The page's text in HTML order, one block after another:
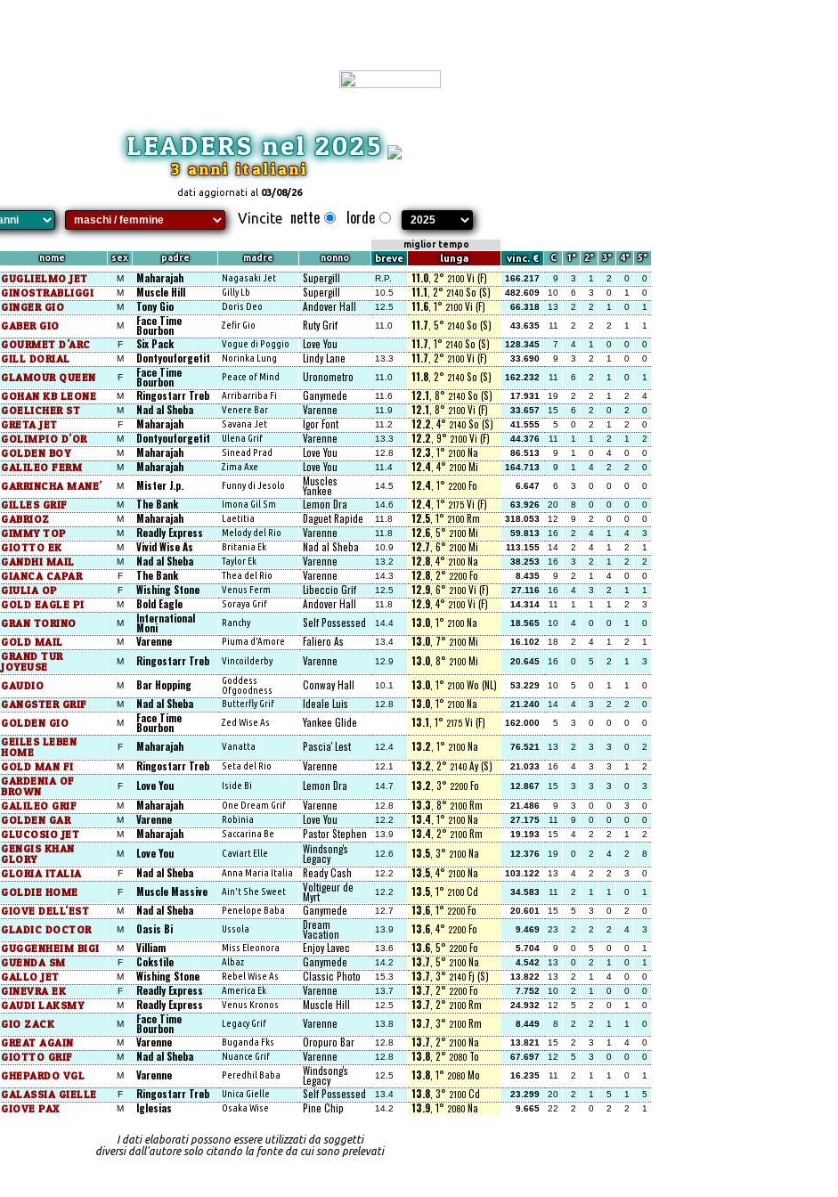
LEADERS nel 2025
3 anni italiani
dati aggiornati al 03/08/26
Vincite nette lorde
miglior tempo
nome sex padre madre nonno breve lunga vinc. € C 1° 2° 3° 4° 5°
GUGLIELMO JET M Maharajah Nagasaki Jet Supergill R.P. 11.0 , 2° 2100 Vi (F) 166.217 9 3 1 2 0 0
GINOSTRABLIGGI M Muscle Hill Gilly Lb Supergill 10.5 11.1 , 2° 2140 So (S) 482.609 10 6 3 0 1 0
GINGER GIO M Tony Gio Doris Deo Andover Hall 12.5 11.6 , 1° 2100 Vi (F) 66.318 13 2 2 1 0 1
GABER GIO M Face Time
Bourbon Zefir Gio Ruty Grif 11.0 11.7 , 5° 2140 So (S) 43.635 11 2 2 2 1 1
GOURMET D'ARC F Six Pack Vogue di Poggio Love You 11.7 , 1° 2140 So (S) 128.345 7 4 1 0 0 0
GILL DORIAL M Dontyouforgetit Norinka Lung Lindy Lane 13.3 11.7 , 2° 2100 Vi (F) 33.690 9 3 2 1 0 0
GLAMOUR QUEEN F Face Time
Bourbon Peace of Mind Uronometro 11.0 11.8 , 2° 2140 So (S) 162.232 11 6 2 1 0 1
GOHAN KB LEONE M Ringostarr Treb Arribarriba Fi Ganymede 11.6 12.1 , 8° 2140 So (S) 17.931 19 2 2 1 2 4
GOELICHER ST M Nad al Sheba Venere Bar Varenne 11.9 12.1 , 8° 2100 Vi (F) 33.657 15 6 2 0 2 0
GRETA JET F Maharajah Savana Jet Igor Font 11.2 12.2 , 4° 2140 So (S) 41.555 5 0 2 1 2 0
GOLIMPIO D'OR M Dontyouforgetit Ulena Grif Varenne 13.3 12.2 , 9° 2100 Vi (F) 44.376 11 1 1 2 1 2
GOLDEN BOY M Maharajah Sinead Prad Love You 12.8 12.3 , 1° 2100 Na 86.513 9 1 0 4 0 0
GALILEO FERM M Maharajah Zima Axe Love You 11.4 12.4 , 4° 2100 Mi 164.713 9 1 4 2 2 0
GARRINCHA MANE' M Mister J.p. Funny di Jesolo Muscles
Yankee 14.5 12.4 , 1° 2200 Fo 6.647 6 3 0 0 0 0
GILLES GRIF M The Bank Imona Gil Sm Lemon Dra 14.6 12.4 , 1° 2175 Vi (F) 63.926 20 8 0 0 0 0
GABRIOZ M Maharajah Laetitia Daguet Rapide 11.8 12.5 , 1° 2100 Rm 318.053 12 9 2 0 0 0
GIMMY TOP M Readly Express Melody del Rio Varenne 11.8 12.6 , 5° 2100 Mi 59.813 16 2 4 1 4 3
GIOTTO EK M Vivid Wise As Britania Ek Nad al Sheba 10.9 12.7 , 6° 2100 Mi 113.155 14 2 4 1 2 1
GANDHI MAIL M Nad al Sheba Taylor Ek Varenne 13.2 12.8 , 4° 2100 Na 38.253 16 3 2 1 2 2
GIANCA CAPAR F The Bank Thea del Rio Varenne 14.3 12.8 , 2° 2200 Fo 8.435 9 2 1 4 0 0
GIULIA OP F Wishing Stone Venus Ferm Libeccio Grif 12.5 12.9 , 6° 2100 Vi (F) 27.116 16 4 3 2 1 1
GOLD EAGLE PI M Bold Eagle Soraya Grif Andover Hall 11.8 12.9 , 4° 2100 Vi (F) 14.314 11 1 1 1 2 3
GRAN TORINO M International
Moni Ranchy Self Possessed 14.4 13.0 , 1° 2100 Na 18.565 10 4 0 0 1 0
GOLD MAIL M Varenne Piuma d'Amore Faliero As 13.4 13.0 , 7° 2100 Mi 16.102 18 2 4 1 2 1
GRAND TUR
JOYEUSE
M Ringostarr Treb Vincoilderby Varenne 12.9 13.0 , 8° 2100 Mi 20.645 16 0 5 2 1 3
GAUDIO M Bar Hopping
Goddess
Ofgoodness
Conway Hall 10.1 13.0 , 1° 2100 Wo (NL) 53.229 10 5 0 1 1 0
GANGSTER GRIF M Nad al Sheba Butterfly Grif Ideale Luis 12.8 13.0 , 1° 2100 Na 21.240 14 4 3 2 2 0
GOLDEN GIO M Face Time
Bourbon Zed Wise As Yankee Glide 13.1 , 1° 2175 Vi (F) 162.000 5 3 0 0 0 0
GEILES LEBEN
HOME
F Maharajah Vanatta Pascia' Lest 12.4 13.2 , 1° 2100 Na 76.521 13 2 3 3 0 2
GOLD MAN FI M Ringostarr Treb Seta del Rio Varenne 12.1 13.2 , 2° 2140 Ay (S) 21.033 16 4 3 3 1 2
GARDENIA OF
BROWN
F Love You Iside Bi Lemon Dra 14.7 13.2 , 3° 2200 Fo 12.867 15 3 3 3 0 3
GALILEO GRIF M Maharajah One Dream Grif Varenne 12.8 13.3 , 8° 2100 Rm 21.486 9 3 0 0 3 0
GOLDEN GAR M Varenne Robinia Love You 12.2 13.4 , 1° 2100 Na 27.175 11 9 0 0 0 0
GLUCOSIO JET M Maharajah Saccarina Be Pastor Stephen 13.9 13.4 , 2° 2100 Rm 19.193 15 4 2 2 1 2
GENGIS KHAN
GLORY
M Love You Caviart Elle Windsong's
Legacy 12.6 13.5 , 3° 2100 Na 12.376 19 0 2 4 2 8
GLORIA ITALIA F Nad al Sheba Anna Maria Italia Ready Cash 12.2 13.5 , 4° 2100 Na 103.122 13 4 2 2 3 0
GOLDIE HOME F Muscle Massive Ain't She Sweet Voltigeur de
Myrt 12.2 13.5 , 1° 2100 Cd 34.583 11 2 1 1 0 1
GIOVE DELL'EST M Nad al Sheba Penelope Baba Ganymede 12.7 13.6 , 1° 2200 Fo 20.601 15 5 3 0 2 0
GLADIC DOCTOR M Oasis Bi Ussola Dream
Vacation 13.9 13.6 , 4° 2200 Fo 9.469 23 2 2 2 4 3
GUGGENHEIM BIGI M Villiam Miss Eleonora Enjoy Lavec 13.6 13.6 , 5° 2200 Fo 5.704 9 0 5 0 0 1
GUENDA SM F Cokstile Albaz Ganymede 14.2 13.7 , 5° 2100 Na 4.542 13 0 2 1 0 1
GALLO JET M Wishing Stone Rebel Wise As Classic Photo 15.3 13.7 , 3° 2140 Fj (S) 13.822 13 2 1 4 0 0
GINEVRA EK F Readly Express America Ek Varenne 13.7 13.7 , 2° 2200 Fo 7.752 10 2 1 0 0 0
GAUDI LAKSMY M Readly Express Venus Kronos Muscle Hill 12.5 13.7 , 2° 2100 Rm 24.932 12 5 2 0 1 0
GIO ZACK M Face Time
Bourbon Legacy Grif Varenne 13.8 13.7 , 3° 2100 Rm 8.449 8 2 2 1 1 0
GREAT AGAIN M Varenne Buganda Fks Oropuro Bar 12.8 13.7 , 2° 2100 Na 13.821 15 2 3 1 4 0
GIOTTO GRIF M Nad al Sheba Nuance Grif Varenne 12.8 13.8 , 2° 2080 To 67.697 12 5 3 0 0 0
GHEPARDO VGL M Varenne Peredhil Baba Windsong's
Legacy 12.5 13.8 , 1° 2080 Mo 16.235 11 2 1 1 0 1
GALASSIA GIELLE F Ringostarr Treb Unica Gielle Self Possessed 13.4 13.8 , 3° 2100 Cd 23.299 20 2 1 5 1 5
GIOVE PAX M Iglesias Osaka Wise Pine Chip 14.2 13.9 , 1° 2080 Na 9.665 22 2 0 2 2 1
I dati elaborati possono essere utilizzati da soggetti
diversi dall'autore solo citando la fonte da cui sono prelevati